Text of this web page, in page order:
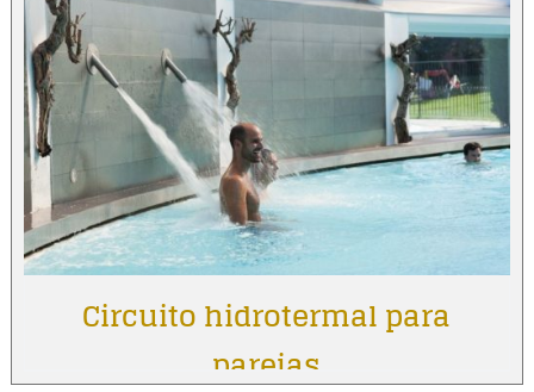
Circuito hidrotermal para
parejas